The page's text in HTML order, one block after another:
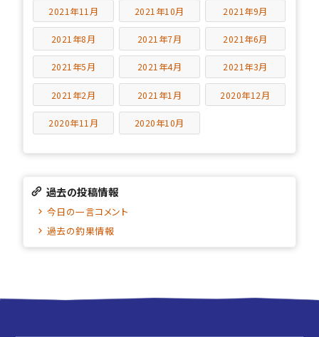
2021年11月 2021年10月 2021年9月
2021年8月 2021年7月 2021年6月
2021年5月 2021年4月 2021年3月
2021年2月 2021年1月 2020年12月
2020年11月 2020年10月
過去の投稿情報
今日の一言コメント
過去の釣果情報